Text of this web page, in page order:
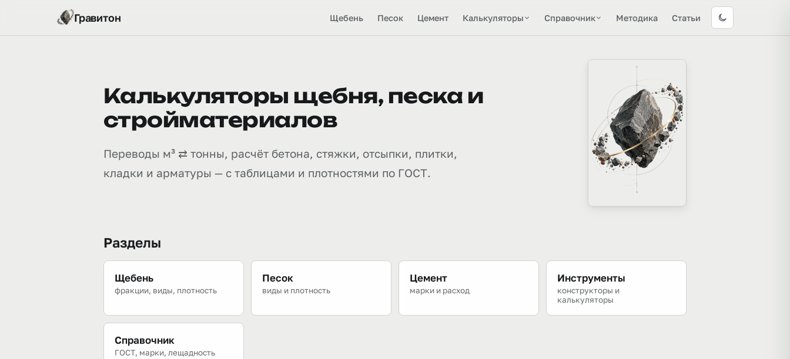
Гравитон Щебень Песок Цемент Калькуляторы Справочник Методика Статьи
Калькуляторы щебня, песка и
стройматериалов
Переводы м³ ⇄ тонны, расчёт бетона, стяжки, отсыпки, плитки,
кладки и арматуры — с таблицами и плотностями по ГОСТ.
Разделы
Щебень
фракции, виды, плотность
Песок
виды и плотность
Цемент
марки и расход
Инструменты
конструкторы и
калькуляторы
Справочник
ГОСТ, марки, лещадность